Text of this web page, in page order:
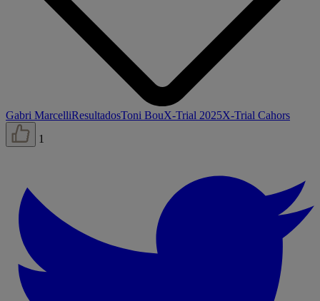
Gabri MarcelliResultadosToni BouX-Trial 2025X-Trial Cahors
1